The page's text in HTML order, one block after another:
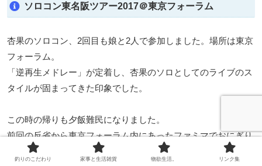
ソロコン東名阪ツアー2017＠東京フォーラム
杏果のソロコン、2回目も娘と2人で参加しました。場所は東京
フォーラム。
「逆再生メドレー」が定着し、杏果のソロとしてのライブのス
タイルが固まってきた印象でした。
この時の帰りも夕飯難民になりました。
前回の反省から東京フォーラム内にあったファミマでおにぎり
を確保したものの、
釣りのこだわり 家事と生活雑貨 物欲生活。 リンク集